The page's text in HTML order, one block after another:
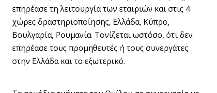
επηρέασε τη λειτουργία των εταιριών και στις 4
χώρες δραστηριοποίησης, Ελλάδα, Κύπρο,
Βουλγαρία, Ρουμανία. Τονίζεται ωστόσο, ότι δεν
επηρέασε τους προμηθευτές ή τους συνεργάτες
στην Ελλάδα και το εξωτερικό.